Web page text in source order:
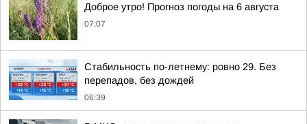
Доброе утро! Прогноз погоды на 6 августа
07:07
Стабильность по-летнему: ровно 29. Без
перепадов, без дождей
06:39